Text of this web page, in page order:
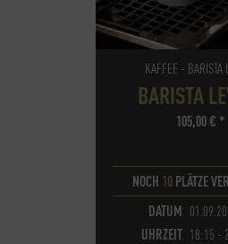
KAFFEE - BARISTA
BARISTA
105,00€ *
NOCH 10PLÄTZE
DATUM
UHRZEIT 18:15 -